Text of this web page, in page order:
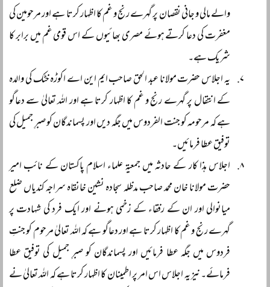
والے مالی و جانی نقصان پر گہرے رنج و غم کا اظہار کرتا ہے اور مرحومین کی
مغفرت کی دعا کرتے ہوئے مصری بھائیوں کے اس قومی غم میں برابر کا
شریک ہے۔
یہ اجلاس حضرت مولانا عبد الحق صاحب ایم این اے اکوڑہ خٹک کی والدہ
کے انتقال پر گہرے رنج و غم کا اظہار کرتا ہے اور اللہ تعالیٰ سے دعاگو
ہے کہ مرحومہ کو جنت الفردوس میں جگہ دیں اور پسماندگان کو صبرِ جمیل کی
توفیق عطا فرمائیں۔
اجلاس ہذا کار کے حادثہ میں جمعیۃ علماء اسلام پاکستان کے نائب امیر
حضرت مولانا خان محمد صاحب مدظلہ سجادہ نشین خانقاہ سراجہ کندیاں ضلع
میانوالی اور ان کے رفقاء کے زخمی ہونے اور ایک فرد کی شہادت پر
گہرے رنج و غم کا اظہار کرتا ہے اور دعاگو ہے کہ اللہ تعالیٰ مرحوم کو جنتِ
فردوس میں جگہ عطا فرمائیں اور پسماندگان کو صبرِ جمیل کی توفیق عطا
فرمائے۔ نیز یہ اجلاس اس امر پر اطمینان کا اظہار کرتا ہے کہ اللہ تعالیٰ نے